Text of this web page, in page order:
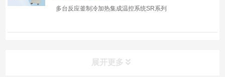
多台反应釜制冷加热集成温控系统SR系列
展开更多